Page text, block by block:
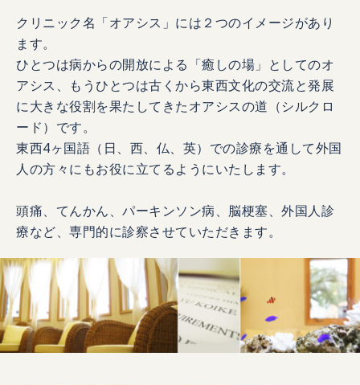
クリニック名「オアシス」には２つのイメージがあり
ます。
ひとつは病からの開放による「癒しの場」としてのオ
アシス、もうひとつは古くから東西文化の交流と発展
に大きな役割を果たしてきたオアシスの道（シルクロ
ード）です。
東西4ヶ国語（日、西、仏、英）での診療を通して外国
人の方々にもお役に立てるようにいたします。
頭痛、てんかん、パーキンソン病、脳梗塞、外国人診
療など、専門的に診察させていただきます。